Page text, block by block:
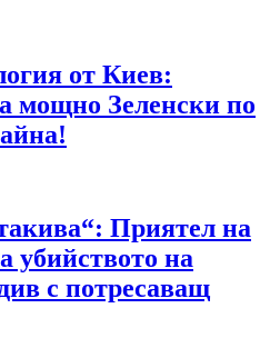
от Киев:
мощно Зеленски по
Приятел на
убийството на
с потресаващ